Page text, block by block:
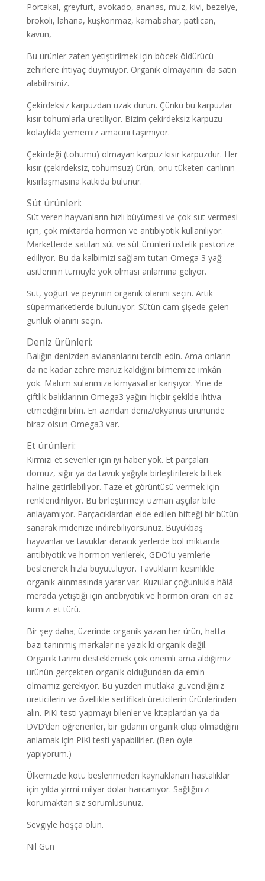
Portakal, greyfurt, avokado, ananas, muz, kivi, bezelye,
brokoli, lahana, kuşkonmaz, karnabahar, patlıcan,
kavun,
Bu ürünler zaten yetiştirilmek için böcek öldürücü
zehirlere ihtiyaç duymuyor. Organik olmayanını da satın
alabilirsiniz.
Çekirdeksiz karpuzdan uzak durun. Çünkü bu karpuzlar
kısır tohumlarla üretiliyor. Bizim çekirdeksiz karpuzu
kolaylıkla yememiz amacını taşımıyor.
Çekirdeği (tohumu) olmayan karpuz kısır karpuzdur. Her
kısır (çekirdeksiz, tohumsuz) ürün, onu tüketen canlının
kısırlaşmasına katkıda bulunur.
Süt ürünleri:
Süt veren hayvanların hızlı büyümesi ve çok süt vermesi
için, çok miktarda hormon ve antibiyotik kullanılıyor.
Marketlerde satılan süt ve süt ürünleri üstelik pastorize
ediliyor. Bu da kalbimizi sağlam tutan Omega 3 yağ
asitlerinin tümüyle yok olması anlamına geliyor.
Süt, yoğurt ve peynirin organik olanını seçin. Artık
süpermarketlerde bulunuyor. Sütün cam şişede gelen
günlük olanını seçin.
Deniz ürünleri:
Balığın denizden avlananlarını tercih edin. Ama onların
da ne kadar zehre maruz kaldığını bilmemize imkân
yok. Malum sularımıza kimyasallar karışıyor. Yine de
çiftlik balıklarının Omega3 yağını hiçbir şekilde ihtiva
etmediğini bilin. En azından deniz/okyanus ürününde
biraz olsun Omega3 var.
Et ürünleri:
Kırmızı et sevenler için iyi haber yok. Et parçaları
domuz, sığır ya da tavuk yağıyla birleştirilerek biftek
haline getirilebiliyor. Taze et görüntüsü vermek için
renklendiriliyor. Bu birleştirmeyi uzman aşçılar bile
anlayamıyor. Parçacıklardan elde edilen bifteği bir bütün
sanarak midenize indirebiliyorsunuz. Büyükbaş
hayvanlar ve tavuklar daracık yerlerde bol miktarda
antibiyotik ve hormon verilerek, GDO’lu yemlerle
beslenerek hızla büyütülüyor. Tavukların kesinlikle
organik alınmasında yarar var. Kuzular çoğunlukla hâlâ
merada yetiştiği için antibiyotik ve hormon oranı en az
kırmızı et türü.
Bir şey daha; üzerinde organik yazan her ürün, hatta
bazı tanınmış markalar ne yazık ki organik değil.
Organik tarımı desteklemek çok önemli ama aldığımız
ürünün gerçekten organik olduğundan da emin
olmamız gerekiyor. Bu yüzden mutlaka güvendiğiniz
üreticilerin ve özellikle sertifikalı üreticilerin ürünlerinden
alın. PiKi testi yapmayı bilenler ve kitaplardan ya da
DVD’den öğrenenler, bir gıdanın organik olup olmadığını
anlamak için PiKi testi yapabilirler. (Ben öyle
yapıyorum.)
Ülkemizde kötü beslenmeden kaynaklanan hastalıklar
için yılda yirmi milyar dolar harcanıyor. Sağlığınızı
korumaktan siz sorumlusunuz.
Sevgiyle hoşça olun.
Nil Gün